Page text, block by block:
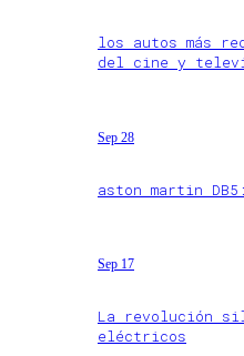
los autos más
del cine y
Sep 28
aston martin DB5:
Sep 17
La revolución
eléctricos